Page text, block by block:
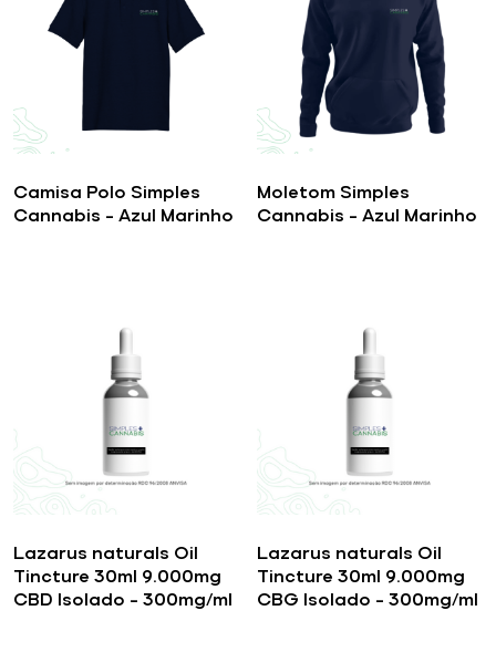
Camisa Polo Simples
Cannabis – Azul Marinho
Moletom Simples
Cannabis – Azul Marinho
Lazarus naturals Oil
Tincture 30ml 9.000mg
CBD Isolado – 300mg/ml
Lazarus naturals Oil
Tincture 30ml 9.000mg
CBG Isolado – 300mg/ml